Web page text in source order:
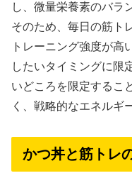
し、微量栄養素のバラ
そのため、毎日の筋ト
トレーニング強度が高
したいタイミングに限
いどころを限定するこ
く、戦略的なエネルギ
かつ丼と筋トレ